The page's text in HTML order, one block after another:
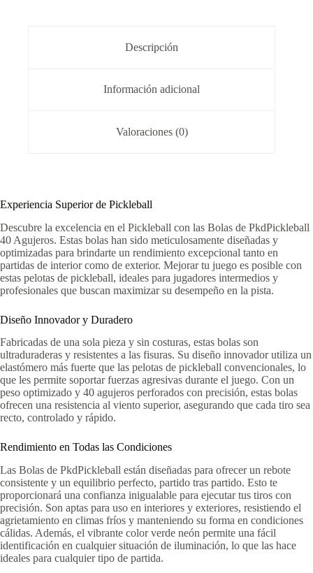
Descripción
Información adicional
Valoraciones (0)
Experiencia Superior de Pickleball
Descubre la excelencia en el Pickleball con las Bolas de PkdPickleball
40 Agujeros. Estas bolas han sido meticulosamente diseñadas y
optimizadas para brindarte un rendimiento excepcional tanto en
partidas de interior como de exterior. Mejorar tu juego es posible con
estas pelotas de pickleball, ideales para jugadores intermedios y
profesionales que buscan maximizar su desempeño en la pista.
Diseño Innovador y Duradero
Fabricadas de una sola pieza y sin costuras, estas bolas son
ultraduraderas y resistentes a las fisuras. Su diseño innovador utiliza un
elastómero más fuerte que las pelotas de pickleball convencionales, lo
que les permite soportar fuerzas agresivas durante el juego. Con un
peso optimizado y 40 agujeros perforados con precisión, estas bolas
ofrecen una resistencia al viento superior, asegurando que cada tiro sea
recto, controlado y rápido.
Rendimiento en Todas las Condiciones
Las Bolas de PkdPickleball están diseñadas para ofrecer un rebote
consistente y un equilibrio perfecto, partido tras partido. Esto te
proporcionará una confianza inigualable para ejecutar tus tiros con
precisión. Son aptas para uso en interiores y exteriores, resistiendo el
agrietamiento en climas fríos y manteniendo su forma en condiciones
cálidas. Además, el vibrante color verde neón permite una fácil
identificación en cualquier situación de iluminación, lo que las hace
ideales para cualquier tipo de partida.